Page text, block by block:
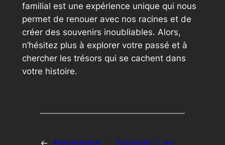
familial est une expérience unique qui nous
permet de renouer avec nos racines et de
créer des souvenirs inoubliables. Alors,
n’hésitez plus à explorer votre passé et à
chercher les trésors qui se cachent dans
votre histoire.
←
Précédente :
Suivante : Les